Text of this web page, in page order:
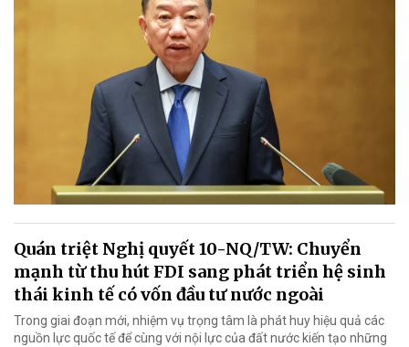
Quán triệt Nghị quyết 10-NQ/TW: Chuyển
mạnh từ thu hút FDI sang phát triển hệ sinh
thái kinh tế có vốn đầu tư nước ngoài
Trong giai đoạn mới, nhiệm vụ trọng tâm là phát huy hiệu quả các
nguồn lực quốc tế để cùng với nội lực của đất nước kiến tạo những